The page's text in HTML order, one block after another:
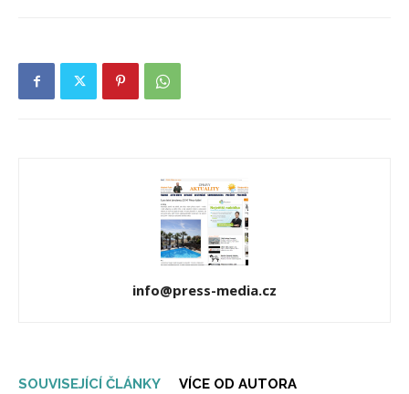
info@press-media.cz
SOUVISEJÍCÍ ČLÁNKY VÍCE OD AUTORA